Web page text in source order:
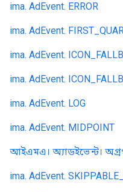
ima. AdEvent. ERROR
ima. AdEvent.
ima. AdEvent.
ima. AdEvent.
ima. AdEvent. LOG
ima. AdEvent. MIDPOINT
আইএমএ। অ্যাডইভেন্ট।
ima. AdEvent.